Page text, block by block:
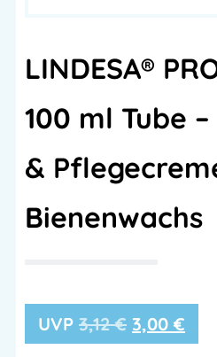
LINDESA®
100 ml Tube
&
Bienenwachs
3,12€ 3,00 €